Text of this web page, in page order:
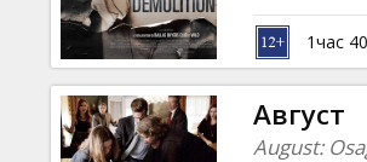
Дэйвиса не
свою новую
разрушить
и русском
1час
Август
August: